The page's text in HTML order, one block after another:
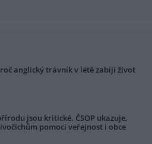
anglický trávník v létě zabíjí život
jsou kritické. ČSOP ukazuje,
pomoci veřejnost i obce